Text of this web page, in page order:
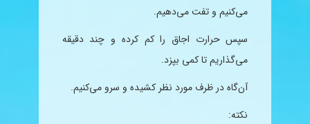
می‌کنیم و تفت می‌دهیم.
سپس حرارت اجاق را کم کرده و چند دقیقه
می‌گذاریم تا کمی بپزد.
آن‌گاه در ظرف مورد نظر کشیده و سرو می‌کنیم.
نکته: